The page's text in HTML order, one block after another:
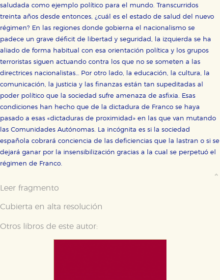
saludada como ejemplo político para el mundo. Transcurridos
treinta años desde entonces, ¿cuál es el estado de salud del nuevo
régimen? En las regiones donde gobierna el nacionalismo se
padece un grave déficit de libertad y seguridad, la izquierda se ha
aliado de forma habitual con esa orientación política y los grupos
terroristas siguen actuando contra los que no se someten a las
directrices nacionalistas… Por otro lado, la educación, la cultura, la
comunicación, la justicia y las finanzas están tan supeditadas al
poder político que la sociedad sufre amenaza de asfixia. Esas
condiciones han hecho que de la dictadura de Franco se haya
pasado a esas «dictaduras de proximidad» en las que van mutando
las Comunidades Autónomas. La incógnita es si la sociedad
española cobrará conciencia de las deficiencias que la lastran o si se
dejará ganar por la insensibilización gracias a la cual se perpetuó el
régimen de Franco.
Leer fragmento
Cubierta en alta resolución
Otros libros de este autor: